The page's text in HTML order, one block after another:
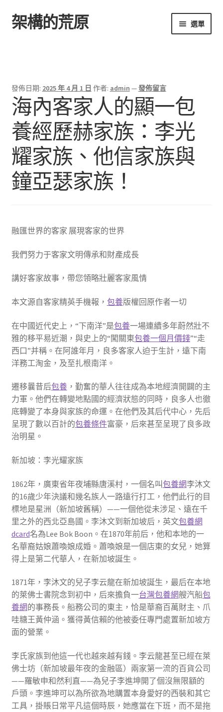
跳
至
跳
至
架構的荒原 選單
發佈日期: 2025 年 4 月 1 日 作者: admin —發佈留言
海內客家人的顯一包
養經歷赫家族：李光
耀家族、他信家族與
鐘亞瑟家族！
融匯世界的客家 展現客家的世界
我們努力于客家文明傳承和財產成長
講好客家故事，帶您領略壯麗客家風情
本文源自客家精英手機報， 包養版權回原作者一切
在中國近代史上，“下南洋”是包養一場連續多年蔚然壯不
雅的移平易近潮，與史上的“闖關東包養一個月價錢”“走
西口”并稱。在阿誰年月，良多客家人迫于生計，遠下南
洋務工淘金，及至扎根南洋。
遷移曩昔后包養，勤奮的華人往往成為本地經濟開闢的主
力軍。他們在轉變地點國的經濟狀態的同時，良多人也徹
底轉變了本身與家族的命運。在他們及其后代中心，先后
呈現了數以百計的包養條件富豪，后來甚至呈現了良多政
治明星。
新加坡：李光耀家族
1862年，廣東省年夜埔縣唐溪村，一個名叫包養網李沐文
的16歲少年決議和幾名族人一路遠行打工，他們此行的目
標地是星洲（新加坡舊稱）——一個他從未涉足、遠在千
里之外的西北亞島國。李沐文到新加坡后，英文包養網
dcard名為Lee Bok Boon。在1870年前后，他和本地的一
名華裔姑娘蕭喚娘成婚。蕭喚娘是一個店東的女兒，她算
得上是第二代華人，在新加坡誕生。
1871年，李沐文的兒子李云龍在新加坡誕生，最后在本地
的萊佛士書院念到初中，后來擔負一台灣包養網艘汽船包
養網的事務長。船務公司的東主，恰是華裔百萬財主、爪
哇糖王黃仲涵。獲得黃信賴的他被委任專門處置新加坡方
面的營業。
李氏家族到他這一代也越來越有錢。李云龍甚至已經在萊
佛士坊（新加坡最年夜的金融區）兩家第一流的百貨公司
——羅敏申和然利直——為兒子李進坤開了個沒無限額的
戶頭。李進坤可以為所欲為地購置本身愛好的西裝和其它
工具，掛賬日常平凡這個時辰，她應當在下班，而不是拖